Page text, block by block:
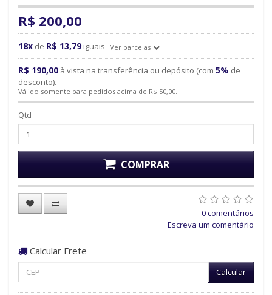
R$ 200,00
18x de R$ 13,79 iguais Ver parcelas
R$ 190,00 à vista na transferência ou depósito (com 5% de
desconto).
Válido somente para pedidos acima de R$ 50,00.
Qtd
COMPRAR
0 comentários
Escreva um comentário
Calcular Frete
Calcular